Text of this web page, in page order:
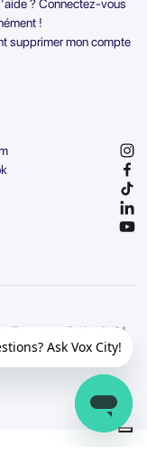
? Connectez-vous
!
supprimer mon compte
Tournament Fields | CV34